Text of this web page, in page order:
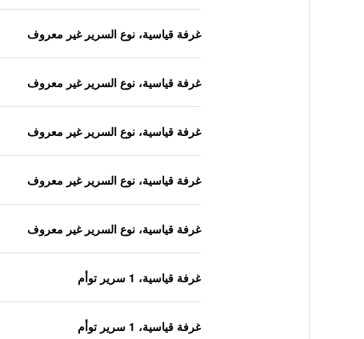
غرفة قياسية، نوع السرير غير معروف
غرفة قياسية، نوع السرير غير معروف
غرفة قياسية، نوع السرير غير معروف
غرفة قياسية، نوع السرير غير معروف
غرفة قياسية، نوع السرير غير معروف
غرفة قياسية، 1 سرير توأم
غرفة قياسية، 1 سرير توأم